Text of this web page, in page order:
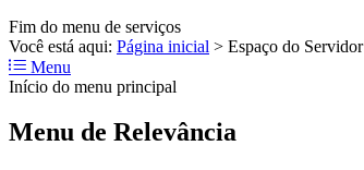
Fim do menu de serviços
Você está aqui: Página inicial > Espaço do Servidor
Menu
Início do menu principal
Menu de Relevância